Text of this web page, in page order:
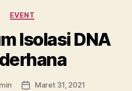
Kategori
EVENT
Isolasi DNA
Tanggal
Maret 31, 2021